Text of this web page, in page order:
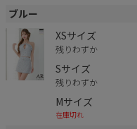
ブルー
XSサイズ
残りわずか
Sサイズ
残りわずか
Mサイズ
在庫切れ